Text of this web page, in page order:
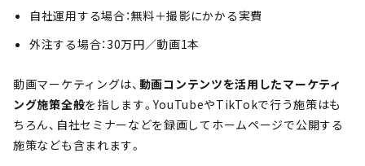
自社運用する場合：無料＋撮影にかかる実費
外注する場合：30万円／動画1本
動画マーケティングは、 動画コンテンツを活用したマーケティ
ング施策全般を指します。YouTubeやTikTokで行う施策はも
ちろん、自社セミナーなどを録画してホームページで公開する
施策なども含まれます。